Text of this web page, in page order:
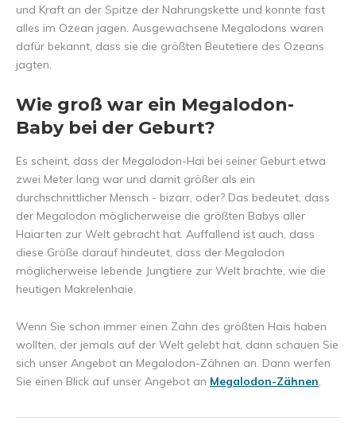
und Kraft an der Spitze der Nahrungskette und konnte fast
alles im Ozean jagen. Ausgewachsene Megalodons waren
dafür bekannt, dass sie die größten Beutetiere des Ozeans
jagten.
Wie groß war ein Megalodon-
Baby bei der Geburt?
Es scheint, dass der Megalodon-Hai bei seiner Geburt etwa
zwei Meter lang war und damit größer als ein
durchschnittlicher Mensch - bizarr, oder? Das bedeutet, dass
der Megalodon möglicherweise die größten Babys aller
Haiarten zur Welt gebracht hat. Auffallend ist auch, dass
diese Größe darauf hindeutet, dass der Megalodon
möglicherweise lebende Jungtiere zur Welt brachte, wie die
heutigen Makrelenhaie.
Wenn Sie schon immer einen Zahn des größten Hais haben
wollten, der jemals auf der Welt gelebt hat, dann schauen Sie
sich unser Angebot an Megalodon-Zähnen an. Dann werfen
Sie einen Blick auf unser Angebot an Megalodon-Zähnen.